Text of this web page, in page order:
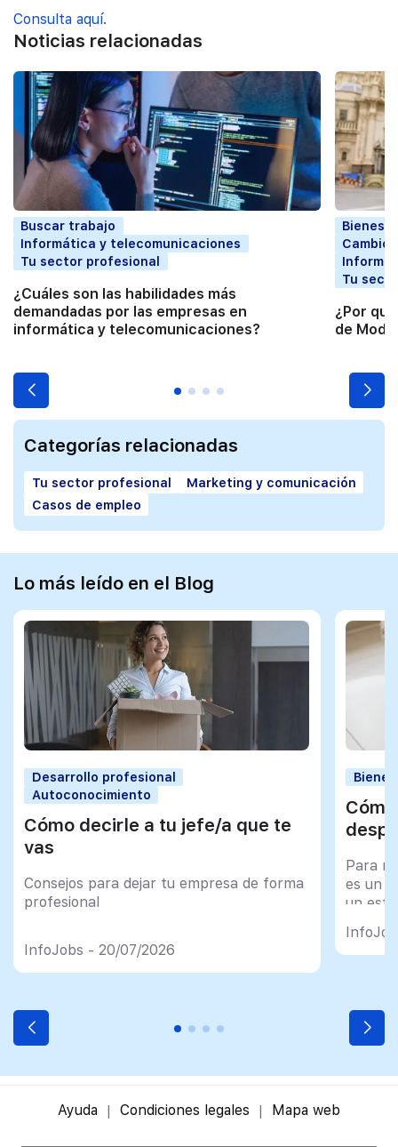
Consulta aquí.
Noticias relacionadas
Buscar trabajo
Informática y telecomunicaciones
Tu sector profesional
¿Cuáles son las habilidades más
demandadas por las empresas en
informática y telecomunicaciones?
Cambio
Tu
¿Por
de Moda
Categorías relacionadas
Tu sector profesional
Marketing y comunicación
Casos de empleo
Lo más leído en el Blog
Desarrollo profesional
Autoconocimiento
Cómo decirle a tu jefe/a que te
vas
Consejos para dejar tu empresa de forma
profesional
InfoJobs - 20/07/2026
Para
es un
un
Ayuda Condiciones legales Mapa web